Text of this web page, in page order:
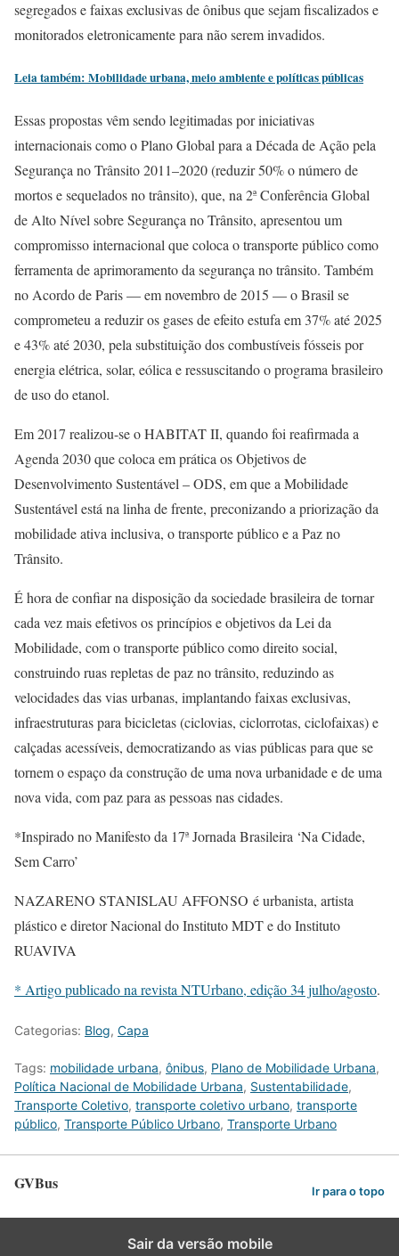
segregados e faixas exclusivas de ônibus que sejam fiscalizados e
monitorados eletronicamente para não serem invadidos.
Leia também: Mobilidade urbana, meio ambiente e políticas públicas
Essas propostas vêm sendo legitimadas por iniciativas
internacionais como o Plano Global para a Década de Ação pela
Segurança no Trânsito 2011–2020 (reduzir 50% o número de
mortos e sequelados no trânsito), que, na 2ª Conferência Global
de Alto Nível sobre Segurança no Trânsito, apresentou um
compromisso internacional que coloca o transporte público como
ferramenta de aprimoramento da segurança no trânsito. Também
no Acordo de Paris — em novembro de 2015 — o Brasil se
comprometeu a reduzir os gases de efeito estufa em 37% até 2025
e 43% até 2030, pela substituição dos combustíveis fósseis por
energia elétrica, solar, eólica e ressuscitando o programa brasileiro
de uso do etanol.
Em 2017 realizou-se o HABITAT II, quando foi reafirmada a
Agenda 2030 que coloca em prática os Objetivos de
Desenvolvimento Sustentável – ODS, em que a Mobilidade
Sustentável está na linha de frente, preconizando a priorização da
mobilidade ativa inclusiva, o transporte público e a Paz no
Trânsito.
É hora de confiar na disposição da sociedade brasileira de tornar
cada vez mais efetivos os princípios e objetivos da Lei da
Mobilidade, com o transporte público como direito social,
construindo ruas repletas de paz no trânsito, reduzindo as
velocidades das vias urbanas, implantando faixas exclusivas,
infraestruturas para bicicletas (ciclovias, ciclorrotas, ciclofaixas) e
calçadas acessíveis, democratizando as vias públicas para que se
tornem o espaço da construção de uma nova urbanidade e de uma
nova vida, com paz para as pessoas nas cidades.
*Inspirado no Manifesto da 17ª Jornada Brasileira ‘Na Cidade,
Sem Carro’
NAZARENO STANISLAU AFFONSO é urbanista, artista
plástico e diretor Nacional do Instituto MDT e do Instituto
RUAVIVA
* Artigo publicado na revista NTUrbano, edição 34 julho/agosto.
Categorias: Blog, Capa
Tags: mobilidade urbana, ônibus, Plano de Mobilidade Urbana,
Política Nacional de Mobilidade Urbana, Sustentabilidade,
Transporte Coletivo, transporte coletivo urbano, transporte
público, Transporte Público Urbano, Transporte Urbano
GVBus Ir para o topo
Sair da versão mobile